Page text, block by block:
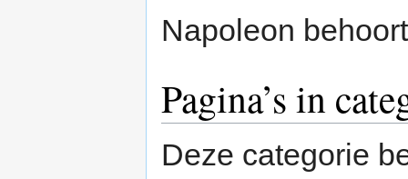
Napoleon
Pagina’s in
Deze categorie